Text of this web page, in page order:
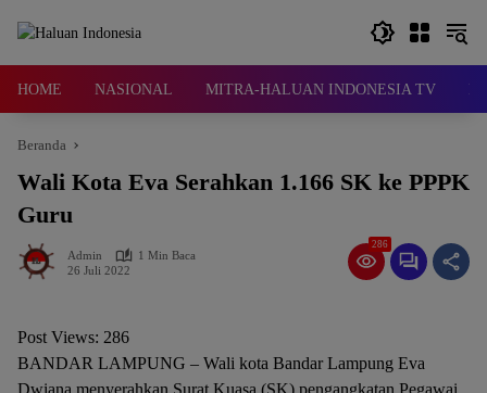
HOME NASIONAL MITRA-HALUAN INDONESIA TV
Beranda
Wali Kota Eva Serahkan 1.166 SK ke PPPK
Guru
Admin
1 Min Baca
26 Juli 2022
286
Post Views: 286
BANDAR LAMPUNG – Wali kota Bandar Lampung Eva
Dwiana menyerahkan Surat Kuasa (SK) pengangkatan Pegawai